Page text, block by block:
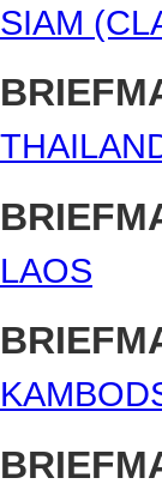
SIAM
LAOS